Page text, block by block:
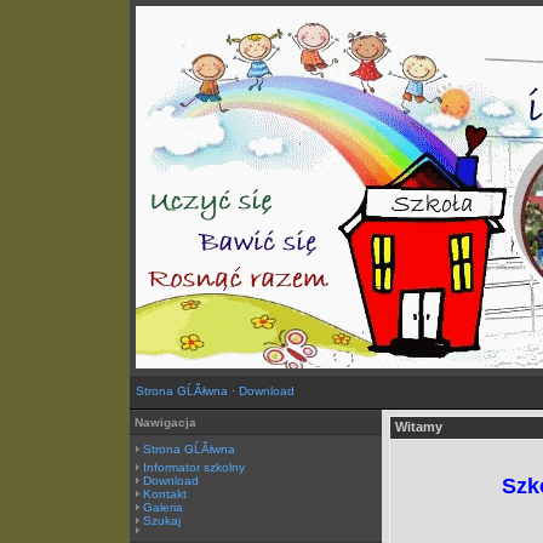
Strona GĹĂłwna · Download
Nawigacja
Strona GĹĂłwna
Informator szkolny
Download
Kontakt
Galeria
Szukaj
Witamy